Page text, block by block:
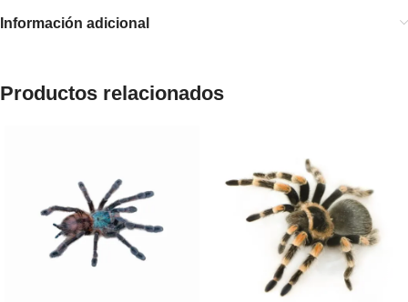
Información adicional
Productos relacionados